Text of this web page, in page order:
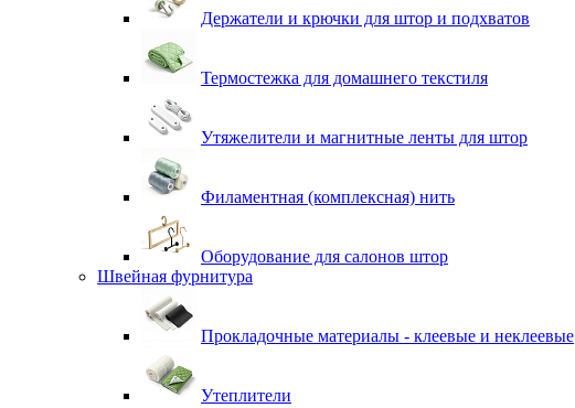
Держатели и крючки для штор и подхватов
Термостежка для домашнего текстиля
Утяжелители и магнитные ленты для штор
Филаментная (комплексная) нить
Оборудование для салонов штор
Швейная фурнитура
Прокладочные материалы - клеевые и неклеевые
Утеплители